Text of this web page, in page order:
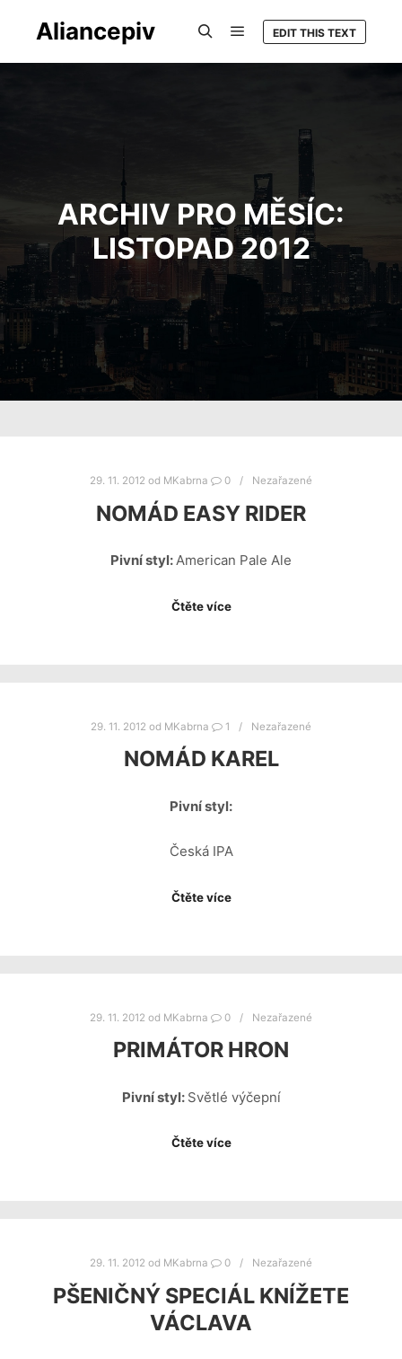
Aliancepiv EDIT THIS TEXT
ARCHIV PRO MĚSÍC:
LISTOPAD 2012
29. 11. 2012 od MKabrna 0 Nezařazené
NOMÁD EASY RIDER
Pivní styl:American Pale Ale
Čtěte více
29. 11. 2012 od MKabrna 1 Nezařazené
NOMÁD KAREL
Pivní styl:
Česká IPA
Čtěte více
29. 11. 2012 od MKabrna 0 Nezařazené
PRIMÁTOR HRON
Pivní styl: Světlé výčepní
Čtěte více
29. 11. 2012 od MKabrna 0 Nezařazené
PŠENIČNÝ SPECIÁL KNÍŽETE
VÁCLAVA